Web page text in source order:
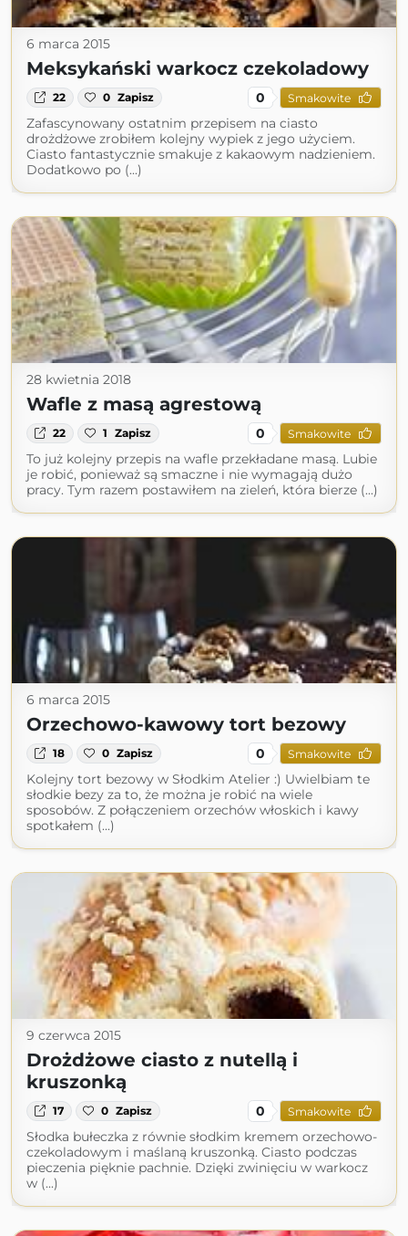
6 marca 2015
Meksykański warkocz czekoladowy
22 0 Zapisz 0 Smakowite
Zafascynowany ostatnim przepisem na ciasto
drożdżowe zrobiłem kolejny wypiek z jego użyciem.
Ciasto fantastycznie smakuje z kakaowym nadzieniem.
Dodatkowo po (...)
28 kwietnia 2018
Wafle z masą agrestową
22 1 Zapisz 0 Smakowite
To już kolejny przepis na wafle przekładane masą. Lubie
je robić, ponieważ są smaczne i nie wymagają dużo
pracy. Tym razem postawiłem na zieleń, która bierze (...)
6 marca 2015
Orzechowo-kawowy tort bezowy
18 0 Zapisz 0 Smakowite
Kolejny tort bezowy w Słodkim Atelier :) Uwielbiam te
słodkie bezy za to, że można je robić na wiele
sposobów. Z połączeniem orzechów włoskich i kawy
spotkałem (...)
9 czerwca 2015
Drożdżowe ciasto z nutellą i
kruszonką
17 0 Zapisz 0 Smakowite
Słodka bułeczka z równie słodkim kremem orzechowo-
czekoladowym i maślaną kruszonką. Ciasto podczas
pieczenia pięknie pachnie. Dzięki zwinięciu w warkocz
w (...)